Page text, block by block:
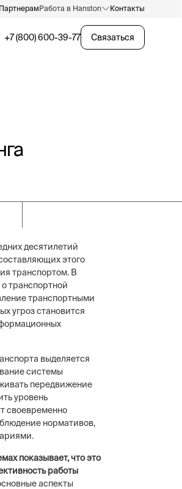
ПартнерамРабота в Hanston Контакты
+7 (800) 600-39-77 Связаться
десятилетий
этого
транспортом. В
транспортной
транспортными
угроз становится
выделяется
системы
передвижение
уровень
своевременно
нормативов,
показывает, что это
работы
аспекты